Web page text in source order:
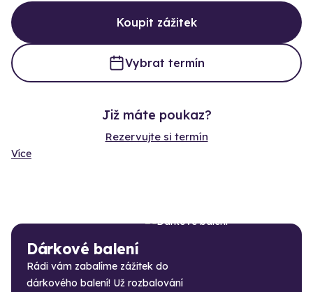
Koupit zážitek
Vybrat termín
Již máte poukaz?
Rezervujte si termín
Více
Dárkové balení
Rádi vám zabalíme zážitek do
dárkového balení! Už rozbalování